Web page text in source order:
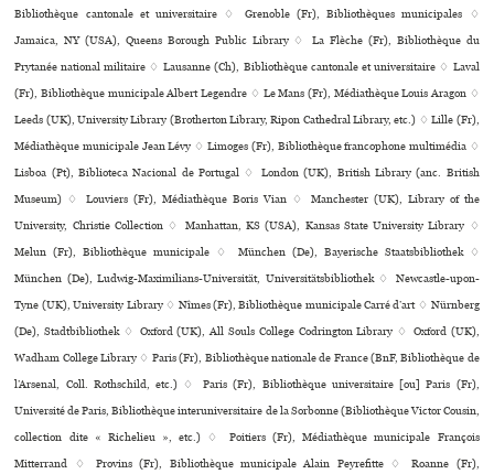
Bibliothèque can­to­nale et uni­ver­si­taire ♢ Grenoble (Fr), Bibliothèques muni­ci­pa­les ♢
Jamaica, NY (USA), Queens Borough Public Library ♢ La Flèche (Fr), Bibliothèque du
Prytanée national mili­taire ♢ Lausanne (Ch), Bibliothèque can­to­nale et uni­ver­si­taire ♢ Laval
(Fr), Bibliothèque muni­ci­pale Albert Legendre ♢ Le Mans (Fr), Médiathèque Louis Aragon ♢
Leeds (UK), University Library (Brotherton Library, Ripon Cathedral Library, etc.) ♢ Lille (Fr),
Médiathèque muni­ci­pale Jean Lévy ♢ Limoges (Fr), Bibliothèque fran­co­phone mul­ti­mé­dia ♢
Lisboa (Pt), Biblioteca Nacional de Portugal ♢ London (UK), British Library (anc. British
Museum) ♢ Louviers (Fr), Médiathèque Boris Vian ♢ Manchester (UK), Library of the
University, Christie Collection ♢ Manhattan, KS (USA), Kansas State University Library ♢
Melun (Fr), Bibliothèque muni­ci­pale ♢ München (De), Bayerische Staatsbibliothek ♢
München (De), Ludwig-Maximilians-Universität, Universitätsbibliothek ♢ Newcastle-upon-
Tyne (UK), University Library ♢ Nîmes (Fr), Bibliothèque muni­ci­pale Carré d’art ♢ Nürnberg
(De), Stadtbibliothek ♢ Oxford (UK), All Souls College Codrington Library ♢ Oxford (UK),
Wadham College Library ♢ Paris (Fr), Bibliothèque nationale de France (BnF, Bibliothèque de
l’Arsenal, Coll. Rothschild, etc.) ♢ Paris (Fr), Bibliothèque uni­ver­si­taire [ou] Paris (Fr),
Université de Paris, Bibliothèque inte­ru­ni­ver­si­taire de la Sorbonne (Bibliothèque Victor Cousin,
collection dite « Richelieu », etc.) ♢ Poitiers (Fr), Médiathèque muni­ci­pale François
Mitterrand ♢ Provins (Fr), Bibliothèque muni­ci­pale Alain Peyrefitte ♢ Roanne (Fr),